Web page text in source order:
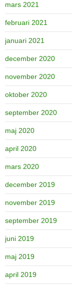
mars 2021
februari 2021
januari 2021
december 2020
november 2020
oktober 2020
september 2020
maj 2020
april 2020
mars 2020
december 2019
november 2019
september 2019
juni 2019
maj 2019
april 2019